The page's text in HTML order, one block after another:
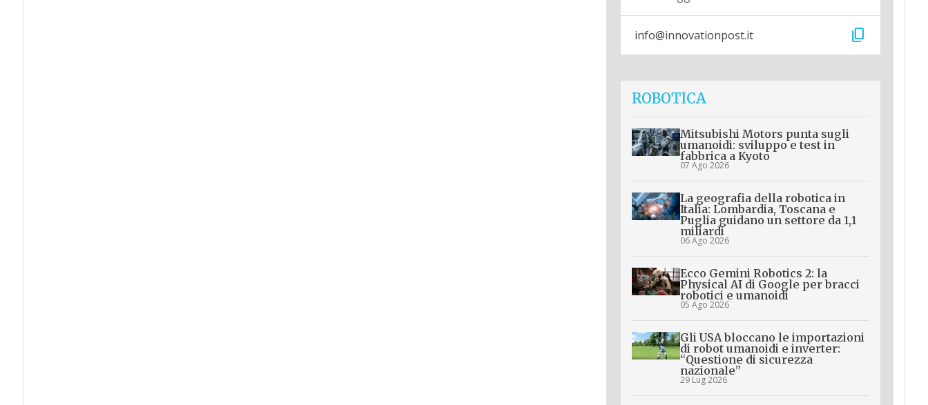
info@innovationpost.it content_copy
ROBOTICA
Mitsubishi Motors punta sugli
umanoidi: sviluppo e test in
fabbrica a Kyoto
07 Ago 2026
La geografia della robotica in
Italia: Lombardia, Toscana e
Puglia guidano un settore da 1,1
miliardi
06 Ago 2026
Ecco Gemini Robotics 2: la
Physical AI di Google per bracci
robotici e umanoidi
05 Ago 2026
Gli USA bloccano le importazioni
di robot umanoidi e inverter:
“Questione di sicurezza
nazionale”
29 Lug 2026